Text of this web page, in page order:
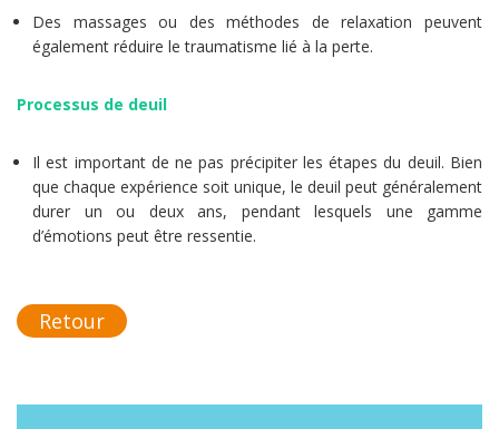
Des massages ou des méthodes de relaxation peuvent
également réduire le traumatisme lié à la perte.
Processus de deuil
Il est important de ne pas précipiter les étapes du deuil. Bien
que chaque expérience soit unique, le deuil peut généralement
durer un ou deux ans, pendant lesquels une gamme
d’émotions peut être ressentie.
Retour